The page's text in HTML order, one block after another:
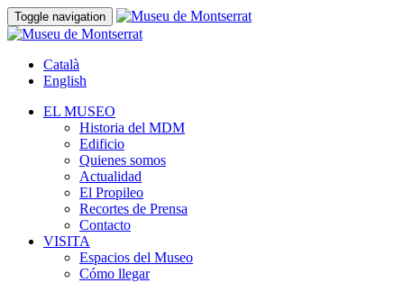
Toggle navigation
Català
English
EL MUSEO
Historia del MDM
Edificio
Quienes somos
Actualidad
El Propileo
Recortes de Prensa
Contacto
VISITA
Espacios del Museo
Cómo llegar